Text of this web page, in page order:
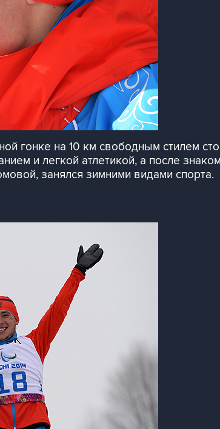
гонке на 10 км свободным стилем
и легкой атлетикой, а после
занялся зимними видами спорта.